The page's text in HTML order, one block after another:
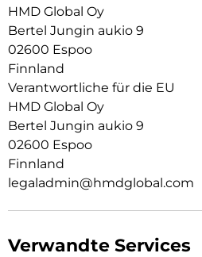
HMD Global Oy
Bertel Jungin aukio 9
02600 Espoo
Finnland
Verantwortliche für die EU
HMD Global Oy
Bertel Jungin aukio 9
02600 Espoo
Finnland
legaladmin@hmdglobal.com
Verwandte Services